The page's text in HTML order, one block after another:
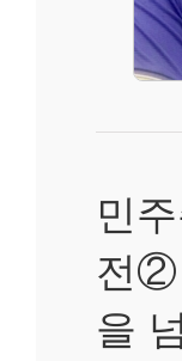
민
전②
을